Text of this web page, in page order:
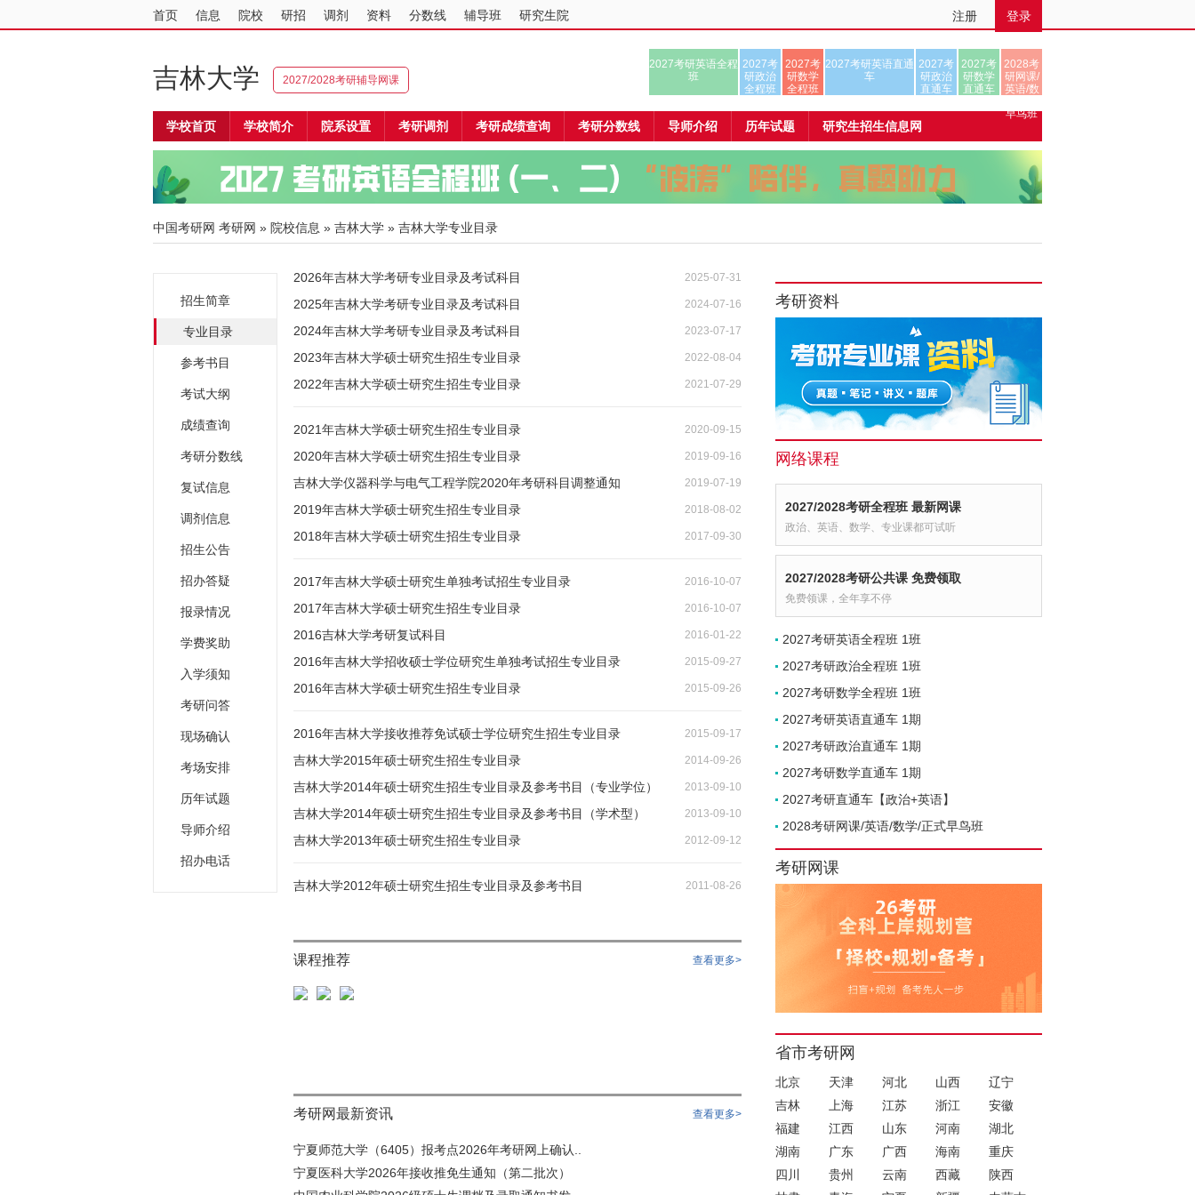
首页 信息 院校 研招 调剂 资料 分数线 辅导班 研究生院 注册 登录
吉林大学 2027/2028考研辅导网课
2027考研英语全程
班
2027考
研政治
全程班
2027考
研数学
全程班
2027考研英语直通
车
2027考
研政治
直通车
2027考
研数学
直通车
2028考
研网课/
英语/数
早鸟班
学校首页 学校简介 院系设置 考研调剂 考研成绩查询 考研分数线 导师介绍 历年试题 研究生招生信息网
中国考研网 考研网 » 院校信息 » 吉林大学 » 吉林大学专业目录
招生简章
专业目录
参考书目
考试大纲
成绩查询
考研分数线
复试信息
调剂信息
招生公告
招办答疑
报录情况
学费奖助
入学须知
考研问答
现场确认
考场安排
历年试题
导师介绍
招办电话
2026年吉林大学考研专业目录及考试科目 2025-07-31
2025年吉林大学考研专业目录及考试科目 2024-07-16
2024年吉林大学考研专业目录及考试科目 2023-07-17
2023年吉林大学硕士研究生招生专业目录 2022-08-04
2022年吉林大学硕士研究生招生专业目录 2021-07-29
2021年吉林大学硕士研究生招生专业目录 2020-09-15
2020年吉林大学硕士研究生招生专业目录 2019-09-16
吉林大学仪器科学与电气工程学院2020年考研科目调整通知 2019-07-19
2019年吉林大学硕士研究生招生专业目录 2018-08-02
2018年吉林大学硕士研究生招生专业目录 2017-09-30
2017年吉林大学硕士研究生单独考试招生专业目录 2016-10-07
2017年吉林大学硕士研究生招生专业目录 2016-10-07
2016吉林大学考研复试科目 2016-01-22
2016年吉林大学招收硕士学位研究生单独考试招生专业目录 2015-09-27
2016年吉林大学硕士研究生招生专业目录 2015-09-26
2016年吉林大学接收推荐免试硕士学位研究生招生专业目录 2015-09-17
吉林大学2015年硕士研究生招生专业目录 2014-09-26
吉林大学2014年硕士研究生招生专业目录及参考书目（专业学位） 2013-09-10
吉林大学2014年硕士研究生招生专业目录及参考书目（学术型） 2013-09-10
吉林大学2013年硕士研究生招生专业目录 2012-09-12
吉林大学2012年硕士研究生招生专业目录及参考书目 2011-08-26
课程推荐 查看更多>
考研网最新资讯 查看更多>
宁夏师范大学（6405）报考点2026年考研网上确认..
宁夏医科大学2026年接收推免生通知（第二批次）
考研资料
网络课程
2027/2028考研全程班 最新网课
政治、英语、数学、专业课都可试听
2027/2028考研公共课 免费领取
免费领课，全年享不停
2027考研英语全程班 1班
2027考研政治全程班 1班
2027考研数学全程班 1班
2027考研英语直通车 1期
2027考研政治直通车 1期
2027考研数学直通车 1期
2027考研直通车【政治+英语】
2028考研网课/英语/数学/正式早鸟班
考研网课
省市考研网
北京 天津 河北 山西
辽宁
吉林
上海 江苏 浙江
安徽
福建
江西 山东 河南
湖北
湖南
广东 广西 海南
重庆
四川
贵州 云南 西藏
陕西